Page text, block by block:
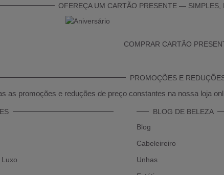
OFEREÇA UM CARTÃO PRESENTE — SIMPLES,
COMPRAR CARTÃO
PROMOÇÕES E
as promoções e reduções de preço constantes na nossa loja
BLOG DE BELEZA
Blog
Cabeleireiro
Unhas